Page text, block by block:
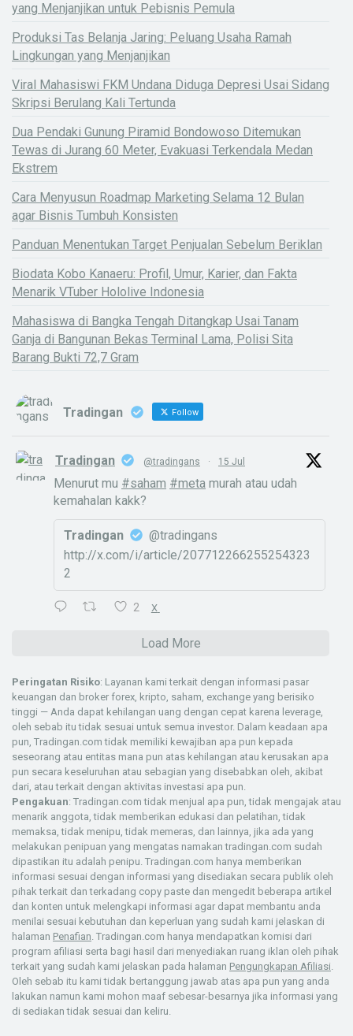
yang Menjanjikan untuk Pebisnis Pemula
Produksi Tas Belanja Jaring: Peluang Usaha Ramah
Lingkungan yang Menjanjikan
Viral Mahasiswi FKM Undana Diduga Depresi Usai Sidang
Skripsi Berulang Kali Tertunda
Dua Pendaki Gunung Piramid Bondowoso Ditemukan
Tewas di Jurang 60 Meter, Evakuasi Terkendala Medan
Ekstrem
Cara Menyusun Roadmap Marketing Selama 12 Bulan
agar Bisnis Tumbuh Konsisten
Panduan Menentukan Target Penjualan Sebelum Beriklan
Biodata Kobo Kanaeru: Profil, Umur, Karier, dan Fakta
Menarik VTuber Hololive Indonesia
Mahasiswa di Bangka Tengah Ditangkap Usai Tanam
Ganja di Bangunan Bekas Terminal Lama, Polisi Sita
Barang Bukti 72,7 Gram
Tradingan Follow
Tradingan @tradingans · 15 Jul
Menurut mu #saham #meta murah atau udah
kemahalan kakk?
Tradingan
@tradingans
http://x.com/i/article/207712266255254323
2
2 X
Load More
Peringatan Risiko: Layanan kami terkait dengan informasi pasar
keuangan dan broker forex, kripto, saham, exchange yang berisiko
tinggi — Anda dapat kehilangan uang dengan cepat karena leverage,
oleh sebab itu tidak sesuai untuk semua investor. Dalam keadaan apa
pun, Tradingan.com tidak memiliki kewajiban apa pun kepada
seseorang atau entitas mana pun atas kehilangan atau kerusakan apa
pun secara keseluruhan atau sebagian yang disebabkan oleh, akibat
dari, atau terkait dengan aktivitas investasi apa pun.
Pengakuan: Tradingan.com tidak menjual apa pun, tidak mengajak atau
menarik anggota, tidak memberikan edukasi dan pelatihan, tidak
memaksa, tidak menipu, tidak memeras, dan lainnya, jika ada yang
melakukan penipuan yang mengatas namakan tradingan.com sudah
dipastikan itu adalah penipu. Tradingan.com hanya memberikan
informasi sesuai dengan informasi yang disediakan secara publik oleh
pihak terkait dan terkadang copy paste dan mengedit beberapa artikel
dan konten untuk melengkapi informasi agar dapat membantu anda
menilai sesuai kebutuhan dan keperluan yang sudah kami jelaskan di
halaman Penafian. Tradingan.com hanya mendapatkan komisi dari
program afiliasi serta bagi hasil dari menyediakan ruang iklan oleh pihak
terkait yang sudah kami jelaskan pada halaman Pengungkapan Afiliasi.
Oleh sebab itu kami tidak bertanggung jawab atas apa pun yang anda
lakukan namun kami mohon maaf sebesar-besarnya jika informasi yang
di sediakan tidak sesuai dan keliru.